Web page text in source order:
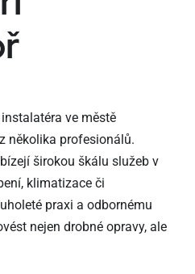
ve městě
několika profesionálů.
širokou škálu služeb v
klimatizace či
praxi a odbornému
nejen drobné opravy, ale